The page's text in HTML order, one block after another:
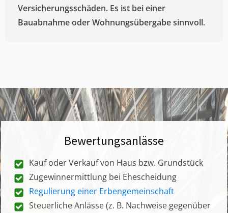
Versicherungsschäden. Es ist bei einer
Bauabnahme oder Wohnungsübergabe sinnvoll.
Bewertungsanlässe
Kauf oder Verkauf von Haus bzw. Grundstück
Zugewinnermittlung bei Ehescheidung
Regulierung einer Erbengemeinschaft
Steuerliche Anlässe (z. B. Nachweise gegenüber